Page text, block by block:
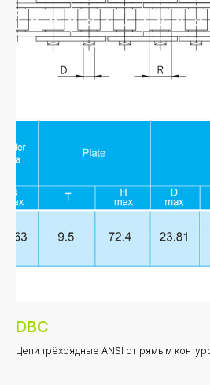
DBC
Цепи трёхрядные ANSI с прямым